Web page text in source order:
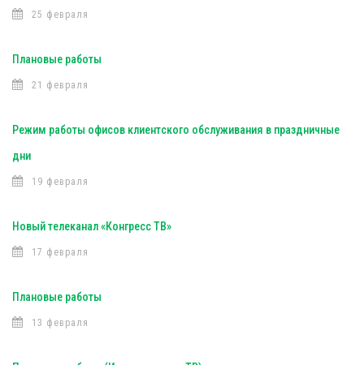
25 февраля
Плановые работы
21 февраля
Режим работы офисов клиентского обслуживания в праздничные
дни
19 февраля
Новый телеканал «Конгресс ТВ»
17 февраля
Плановые работы
13 февраля